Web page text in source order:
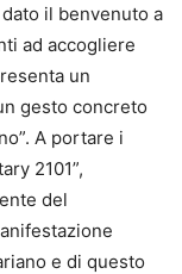
il benvenuto a
ad accogliere
un
gesto concreto
A portare i
2101”,
del
e di questo